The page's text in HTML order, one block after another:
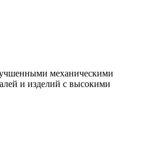
механическими
и изделий с высокими